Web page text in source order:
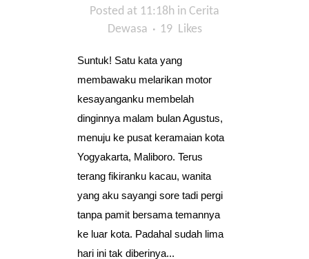
Posted at 11:18h in Cerita
Dewasa
19 Likes
Suntuk! Satu kata yang
membawaku melarikan motor
kesayanganku membelah
dinginnya malam bulan Agustus,
menuju ke pusat keramaian kota
Yogyakarta, Maliboro. Terus
terang fikiranku kacau, wanita
yang aku sayangi sore tadi pergi
tanpa pamit bersama temannya
ke luar kota. Padahal sudah lima
hari ini tak diberinya...